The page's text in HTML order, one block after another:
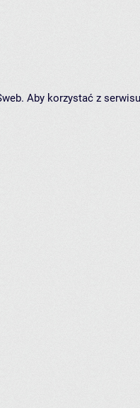
Aby korzystać z